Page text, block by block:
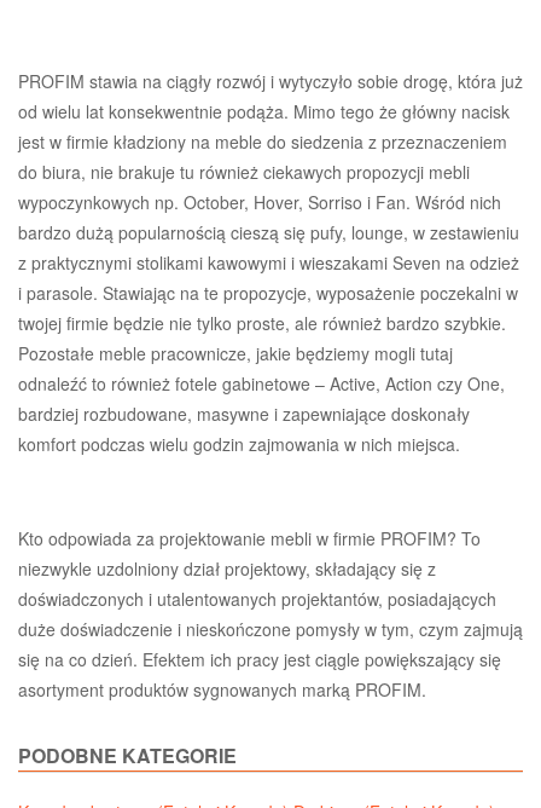
PROFIM stawia na ciągły rozwój i wytyczyło sobie drogę, która już
od wielu lat konsekwentnie podąża. Mimo tego że główny nacisk
jest w firmie kładziony na meble do siedzenia z przeznaczeniem
do biura, nie brakuje tu również ciekawych propozycji mebli
wypoczynkowych np. October, Hover, Sorriso i Fan. Wśród nich
bardzo dużą popularnością cieszą się pufy, lounge, w zestawieniu
z praktycznymi stolikami kawowymi i wieszakami Seven na odzież
i parasole. Stawiając na te propozycje, wyposażenie poczekalni w
twojej firmie będzie nie tylko proste, ale również bardzo szybkie.
Pozostałe meble pracownicze, jakie będziemy mogli tutaj
odnaleźć to również fotele gabinetowe – Active, Action czy One,
bardziej rozbudowane, masywne i zapewniające doskonały
komfort podczas wielu godzin zajmowania w nich miejsca.
Kto odpowiada za projektowanie mebli w firmie PROFIM? To
niezwykle uzdolniony dział projektowy, składający się z
doświadczonych i utalentowanych projektantów, posiadających
duże doświadczenie i nieskończone pomysły w tym, czym zajmują
się na co dzień. Efektem ich pracy jest ciągle powiększający się
asortyment produktów sygnowanych marką PROFIM.
PODOBNE KATEGORIE